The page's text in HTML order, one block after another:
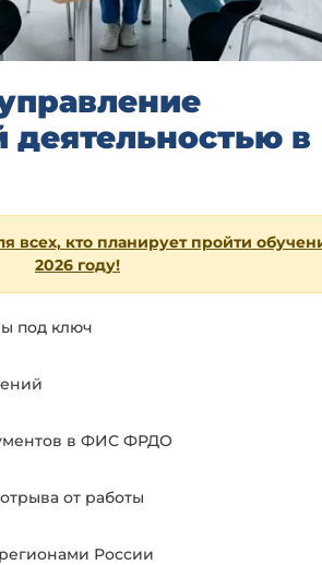
деятельностью в
всех, кто планирует пройти
2026 году!
под ключ
в ФИС ФРДО
от работы
России